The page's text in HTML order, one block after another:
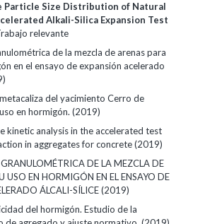
Particle Size Distribution of Natural
Alkali-Silica Expansion Test
relevante
de la mezcla de arenas para
en el ensayo de expansión acelerado
del yacimiento Cerro de
en hormigón. (2019)
kinetic analysis in the accelerated test
in aggregates for concrete (2019)
DE LA MEZCLA DE
USO EN HORMIGÓN EN EL ENSAYO DE
ÁLCALI-SÍLICE (2019)
del hormigón. Estudio de la